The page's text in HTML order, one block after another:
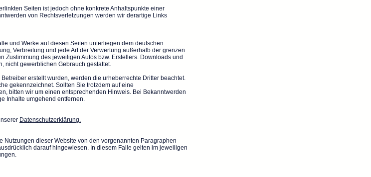
Seiten ist jedoch ohne konkrete Anhaltspunkte einer
von Rechtsverletzungen werden wir derartige Links
und Werke auf diesen Seiten unterliegen dem deutschen
Verbreitung und jede Art der Verwertung außerhalb der grenzen
Zustimmung des jeweiligen Autos bzw. Erstellers. Downloads und
nicht gewerblichen Gebrauch gestattet.
erstellt wurden, werden die urheberrechte Dritter beachtet.
gekennzeichnet. Sollten Sie trotzdem auf eine
bitten wir um einen entsprechenden Hinweis. Bei Bekanntwerden
Inhalte umgehend entfernen.
Datenschutzerklärung.
Nutzungen dieser Website von den vorgenannten Paragraphen
darauf hingewiesen. In diesem Falle gelten im jeweiligen